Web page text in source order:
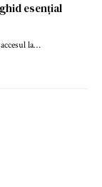
esențial
la…